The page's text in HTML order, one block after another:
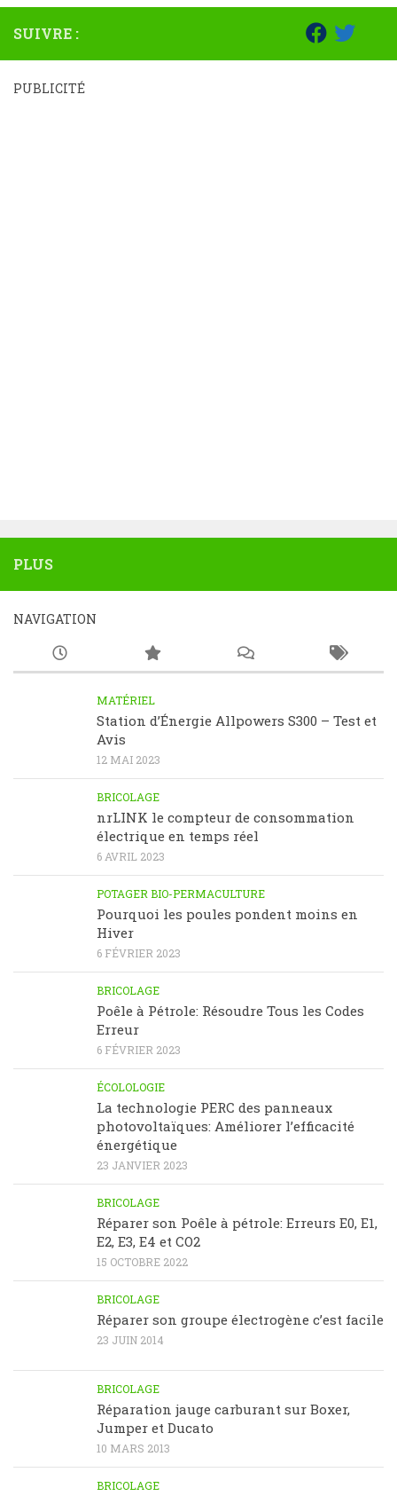
SUIVRE :
PUBLICITÉ
PLUS
NAVIGATION
MATÉRIEL
Station d’Énergie Allpowers S300 – Test et
Avis
12 MAI 2023
BRICOLAGE
nrLINK le compteur de consommation
électrique en temps réel
6 AVRIL 2023
POTAGER BIO-PERMACULTURE
Pourquoi les poules pondent moins en
Hiver
6 FÉVRIER 2023
BRICOLAGE
Poêle à Pétrole: Résoudre Tous les Codes
Erreur
6 FÉVRIER 2023
ÉCOLOLOGIE
La technologie PERC des panneaux
photovoltaïques: Améliorer l’efficacité
énergétique
23 JANVIER 2023
BRICOLAGE
Réparer son Poêle à pétrole: Erreurs E0, E1,
E2, E3, E4 et CO2
15 OCTOBRE 2022
BRICOLAGE
Réparer son groupe électrogène c’est facile
23 JUIN 2014
BRICOLAGE
Réparation jauge carburant sur Boxer,
Jumper et Ducato
10 MARS 2013
BRICOLAGE